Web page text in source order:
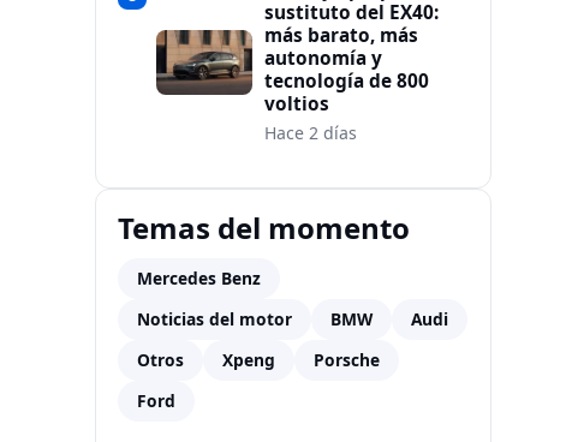
sustituto del EX40:
más barato, más
autonomía y
tecnología de 800
voltios
Hace 2 días
Temas del momento
Mercedes Benz
Noticias del motor
BMW
Audi
Otros
Xpeng
Porsche
Ford